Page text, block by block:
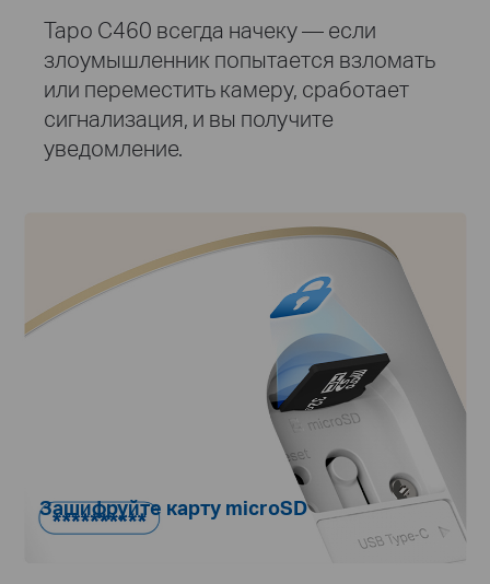
Tapo C460 всегда начеку — если
злоумышленник попытается взломать
или переместить камеру, сработает
сигнализация, и вы получите
уведомление.
Зашифруйте карту microSD